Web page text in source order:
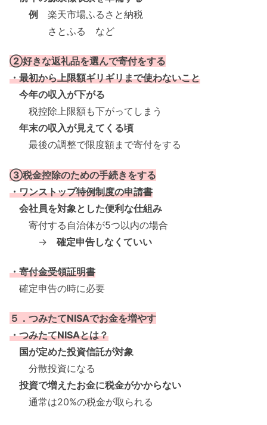
例 楽天市場ふるさと納税
さとふる など
②好きな返礼品を選んで寄付をする
・最初から上限額ギリギリまで使わないこと
今年の収入が下がる
税控除上限額も下がってしまう
年末の収入が見えてくる頃
最後の調整で限度額まで寄付をする
③税金控除のための手続きをする
・ワンストップ特例制度の申請書
会社員を対象とした便利な仕組み
寄付する自治体が5つ以内の場合
→ 確定申告しなくていい
・寄付金受領証明書
確定申告の時に必要
５．つみたてNISAでお金を増やす
・つみたてNISAとは？
国が定めた投資信託が対象
分散投資になる
投資で増えたお金に税金がかからない
通常は20%の税金が取られる